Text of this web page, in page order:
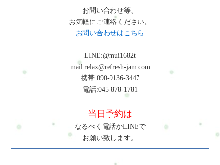
お問い合わせ等、
お気軽にご連絡ください。
お問い合わせはこちら
LINE:@mui1682t
mail:relax@refresh-jam.com
携帯:090-9136-3447
電話:045-878-1781
当日予約は
なるべく電話かLINEで
お願い致します。